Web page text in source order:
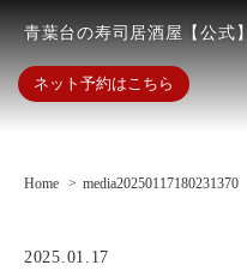
青葉台の寿司居酒屋【公式
ネット予約はこちら
Home media20250117180231370
2025.01.17